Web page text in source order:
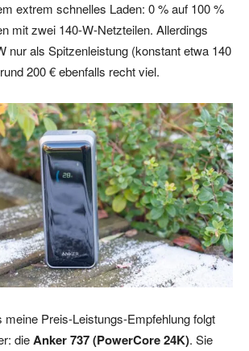
extrem schnelles Laden: 0 % auf 100 %
mit zwei 140-W-Netzteilen. Allerdings
nur als Spitzenleistung (konstant etwa 140
200 € ebenfalls recht viel.
meine Preis-Leistungs-Empfehlung folgt
dieAnker 737 (PowerCore 24K). Sie